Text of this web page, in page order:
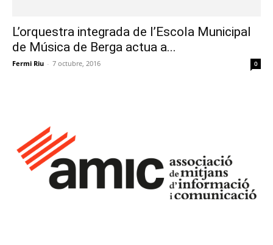
L’orquestra integrada de l’Escola Municipal
de Música de Berga actua a...
Fermi Riu - 7 octubre, 2016 0